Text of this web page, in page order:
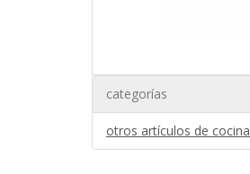
categorías
otros artículos de cocina